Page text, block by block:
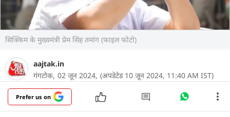
सिक्किम के मुख्यमंत्री प्रेम सिंह तमांग (फाइल फोटो)
aajtak.in
गंगटोक, 02 जून 2024, (अपडेटेड 10 जून 2024, 11:40 AM IST)
Prefer us on